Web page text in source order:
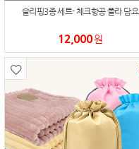
슬리핑3종 세트- 체크항공 폴라 담요
12,000원